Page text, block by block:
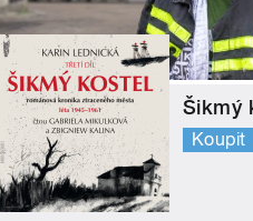
Šikmý
Koupit